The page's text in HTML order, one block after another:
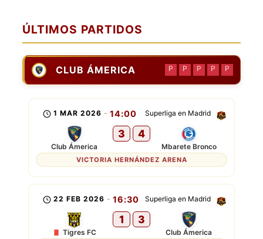
ÚLTIMOS PARTIDOS
CLUB ÁMERICA P P P P P
Superliga en Madrid
1 MAR 2026 - 14:00
Club Ámerica
3 4
Mbarete Bronco
VICTORIA HERNÁNDEZ ARENA
Superliga en Madrid
22 FEB 2026 - 16:30
Tigres FC
1 3
Club Ámerica